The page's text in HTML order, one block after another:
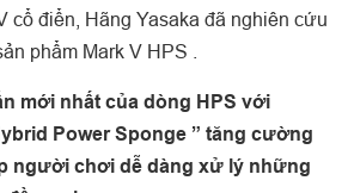
cổ điển, Hãng Yasaka đã nghiên cứu
phẩm Mark V HPS .
mới nhất của dòng HPS với
Power Sponge ” tăng cường
người chơi dễ dàng xử lý những